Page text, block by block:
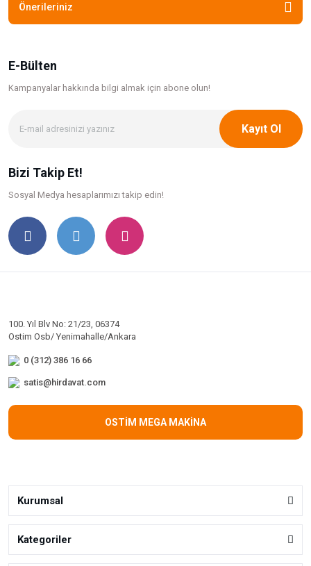
Önerileriniz
E-Bülten
Kampanyalar hakkında bilgi almak için abone olun!
Kayıt Ol
Bizi Takip Et!
Sosyal Medya hesaplarımızı takip edin!
100. Yıl Blv No: 21/23, 06374
Ostim Osb/ Yenimahalle/Ankara
0 (312) 386 16 66
satis@hirdavat.com
OSTİM MEGA MAKİNA
Kurumsal
Kategoriler